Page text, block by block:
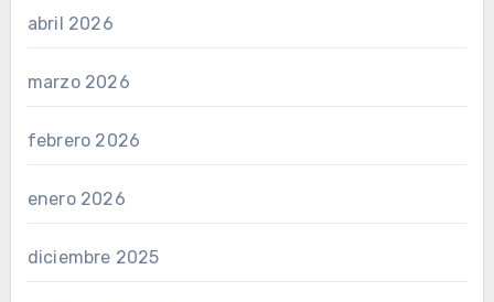
abril 2026
marzo 2026
febrero 2026
enero 2026
diciembre 2025